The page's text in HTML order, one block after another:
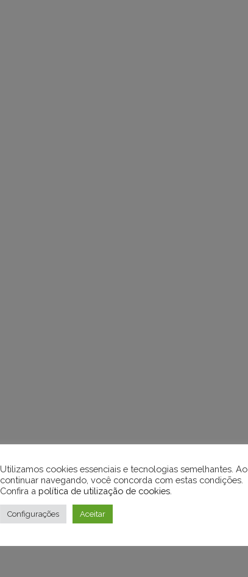
Utilizamos cookies essenciais e tecnologias semelhantes. Ao
continuar navegando, você concorda com estas condições.
Confira a política de utilização de cookies
Configurações Aceitar